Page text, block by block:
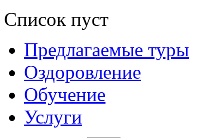
Список пуст
Предлагаемые туры
Оздоровление
Обучение
Услуги